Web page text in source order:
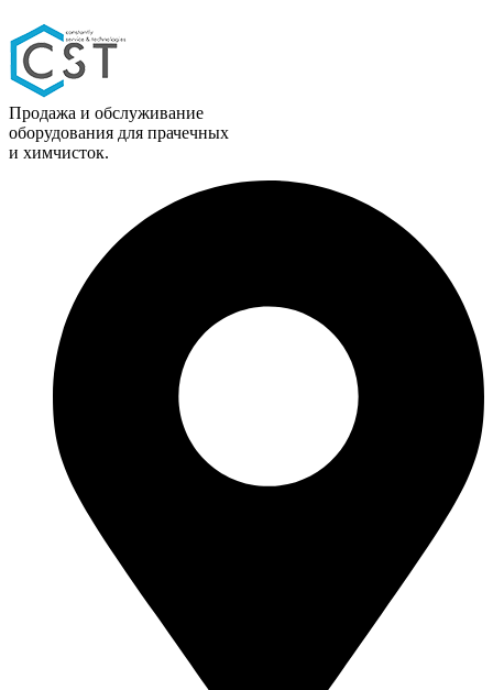
Продажа и обслуживание
оборудования для прачечных
и химчисток.